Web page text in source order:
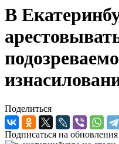
В
Поделиться
Подписаться на обновления